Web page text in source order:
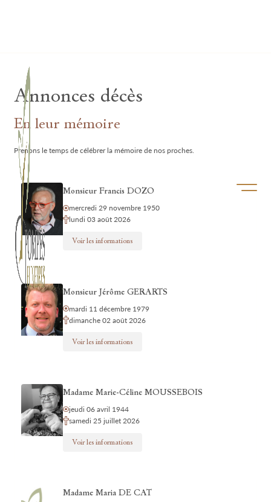
Ouvrir/
Annonces décès
En leur mémoire
Prenons le temps de célébrer la mémoire de nos proches.
Monsieur Francis DOZO
mercredi 29 novembre 1950
lundi 03 août 2026
Voir les informations
Monsieur Jérôme GERARTS
mardi 11 décembre 1979
dimanche 02 août 2026
Voir les informations
Madame Marie-Céline MOUSSEBOIS
jeudi 06 avril 1944
samedi 25 juillet 2026
Voir les informations
Madame Maria DE CAT